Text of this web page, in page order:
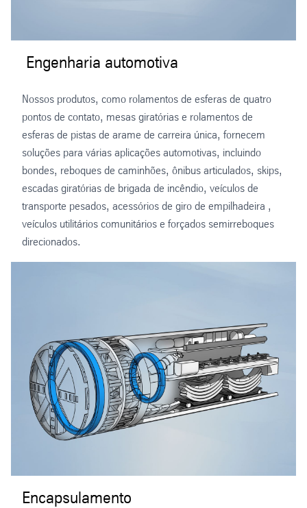
Engenharia automotiva
Nossos produtos, como rolamentos de esferas de quatro
pontos de contato, mesas giratórias e rolamentos de
esferas de pistas de arame de carreira única, fornecem
soluções para várias aplicações automotivas, incluindo
bondes, reboques de caminhões, ônibus articulados, skips,
escadas giratórias de brigada de incêndio, veículos de
transporte pesados, acessórios de giro de empilhadeira ,
veículos utilitários comunitários e forçados semirreboques
direcionados.
Encapsulamento